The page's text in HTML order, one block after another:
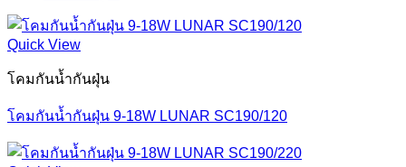
Quick View
โคมกันน้ำกันฝุ่น
โคมกันน้ำกันฝุ่น 9-18W LUNAR SC190/120